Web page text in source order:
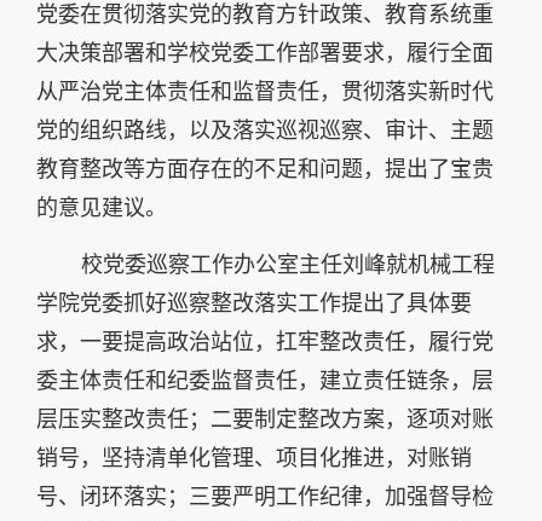
党委在贯彻落实党的教育方针政策、教育系统重
大决策部署和学校党委工作部署要求，履行全面
从严治党主体责任和监督责任，贯彻落实新时代
党的组织路线，以及落实巡视巡察、审计、主题
教育整改等方面存在的不足和问题，提出了宝贵
的意见建议。
校党委巡察工作办公室主任刘峰就机械工程
学院党委抓好巡察整改落实工作提出了具体要
求，一要提高政治站位，扛牢整改责任，履行党
委主体责任和纪委监督责任，建立责任链条，层
层压实整改责任；二要制定整改方案，逐项对账
销号，坚持清单化管理、项目化推进，对账销
号、闭环落实；三要严明工作纪律，加强督导检